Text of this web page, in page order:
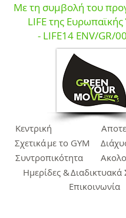
Με τη συμβολή του
LIFE της
- LIFE14 ENV/GR/
Κεντρική
Σχετικά
Συντροπικότητα
Ημερίδες &
Επικοινωνία
με το GYM
Διαδικτυακά